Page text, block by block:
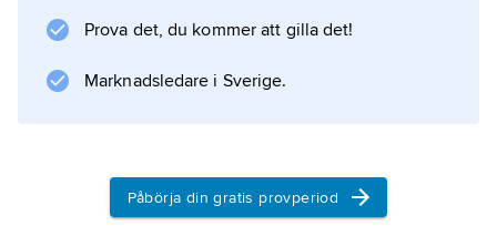
Prova det, du kommer att gilla det!
Marknadsledare i Sverige.
Påbörja din gratis provperiod